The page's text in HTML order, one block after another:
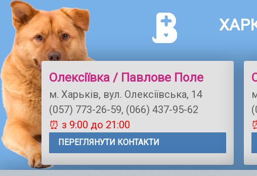
Олексіївка / Павлове Поле
м. Харьків, вул. Олексіївська, 14
(057) 773-26-59, (066) 437-95-62
⏰ з 9:00 до 21:00
ПЕРЕГЛЯНУТИ КОНТАКТИ